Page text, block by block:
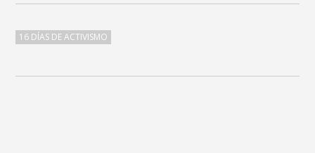
16 DÍAS DE ACTIVISMO